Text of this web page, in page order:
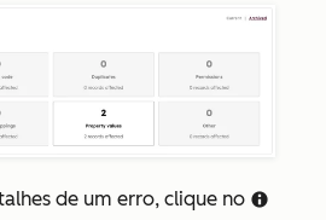
de um erro, clique no info